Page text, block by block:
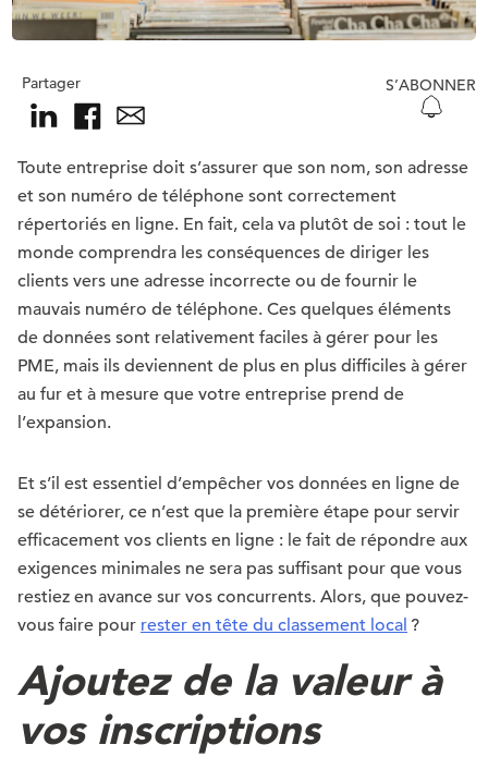
Partager S’ABONNER
Toute entreprise doit s’assurer que son nom, son adresse
et son numéro de téléphone sont correctement
répertoriés en ligne. En fait, cela va plutôt de soi : tout le
monde comprendra les conséquences de diriger les
clients vers une adresse incorrecte ou de fournir le
mauvais numéro de téléphone. Ces quelques éléments
de données sont relativement faciles à gérer pour les
PME, mais ils deviennent de plus en plus difficiles à gérer
au fur et à mesure que votre entreprise prend de
l’expansion.
Et s’il est essentiel d’empêcher vos données en ligne de
se détériorer, ce n’est que la première étape pour servir
efficacement vos clients en ligne : le fait de répondre aux
exigences minimales ne sera pas suffisant pour que vous
restiez en avance sur vos concurrents. Alors, que pouvez-
vous faire pour rester en tête du classement local ?
Ajoutez de la valeur à
vos inscriptions